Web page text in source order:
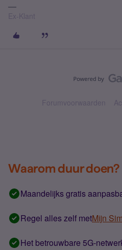
Ex-Klant
Forumvoorwaarden
Waarom duur doen?
Maandelijks gratis
Regel alles zelf metMijn
Het betrouwbare 5G-